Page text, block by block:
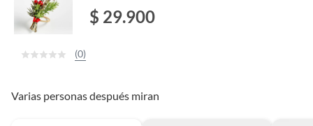
$ 29.900
(0)
Varias personas después miran